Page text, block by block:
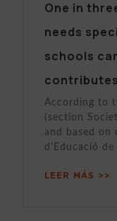
One in
needs
schools
contributes
According to
(section
and based on
d’Educació
LEER MÁS >>